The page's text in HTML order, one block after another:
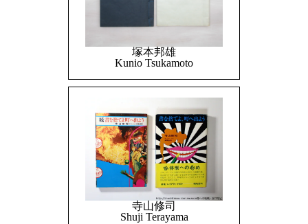
塚本邦雄
Kunio Tsukamoto
寺山修司
Shuji Terayama